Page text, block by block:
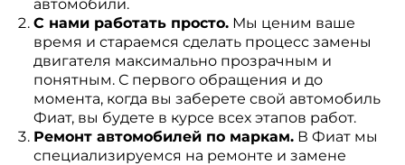
автомобили.
С нами работать просто.Мы ценим ваше
время и стараемся сделать процесс замены
двигателя максимально прозрачным и
понятным. С первого обращения и до
момента, когда вы заберете свой автомобиль
Фиат, вы будете в курсе всех этапов работ.
Ремонт автомобилей по маркам.В Фиат мы
специализируемся на ремонте и замене